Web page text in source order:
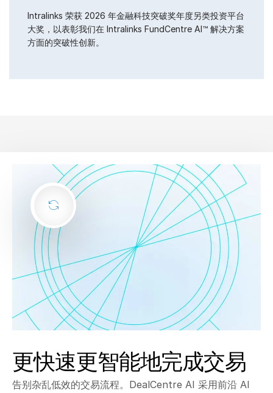
Intralinks 荣获 2026 年金融科技突破奖年度另类投资平台
大奖，以表彰我们在 Intralinks FundCentre AI™ 解决方案
方面的突破性创新。
更快速更智能地完成交易
告别杂乱低效的交易流程。DealCentre AI 采用前沿 AI